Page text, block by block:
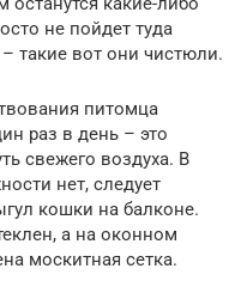
не пойдет туда
такие вот они чистюли.
питомца
раз в день – это
свежего воздуха. В
нет, следует
кошки на балконе.
а на оконном
москитная сетка.